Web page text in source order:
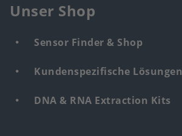
Unser Shop
Sensor Finder & Shop
Kundenspezifische Lösungen
DNA & RNA Extraction Kits